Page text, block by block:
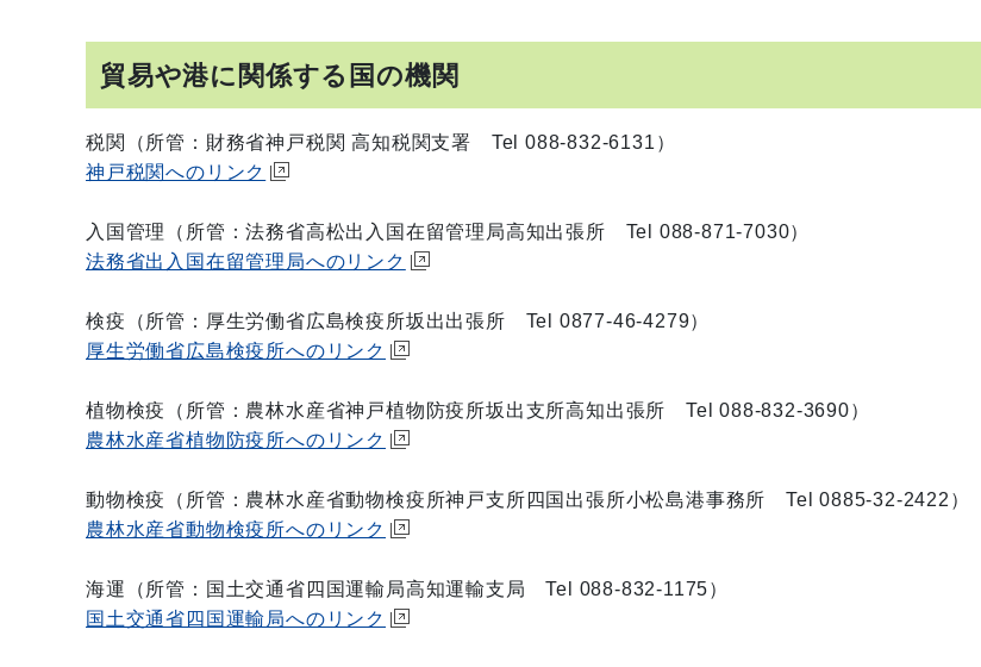
貿易や港に関係する国の機関
税関（所管：財務省神戸税関 高知税関支署 Tel 088-832-6131）
神戸税関へのリンク
入国管理（所管：法務省高松出入国在留管理局高知出張所 Tel 088-871-7030）
法務省出入国在留管理局へのリンク
検疫（所管：厚生労働省広島検疫所坂出出張所 Tel 0877-46-4279）
厚生労働省広島検疫所へのリンク
植物検疫（所管：農林水産省神戸植物防疫所坂出支所高知出張所 Tel 088-832-3690）
農林水産省植物防疫所へのリンク
動物検疫（所管：農林水産省動物検疫所神戸支所四国出張所小松島港事務所 Tel 0885-32-2422）
農林水産省動物検疫所へのリンク
海運（所管：国土交通省四国運輸局高知運輸支局 Tel 088-832-1175）
国土交通省四国運輸局へのリンク